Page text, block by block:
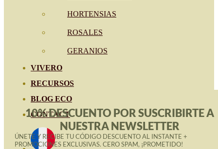
HORTENSIAS
ROSALES
GERANIOS
VIVERO
RECURSOS
BLOG ECO
CONTACT
10% DESCUENTO POR SUSCRIBIRTE A
NUESTRA NEWSLETTER
ÚNETE Y RECIBE TU CÓDIGO DESCUENTO AL INSTANTE +
PROMOCIONES EXCLUSIVAS. CERO SPAM, ¡PROMETIDO!